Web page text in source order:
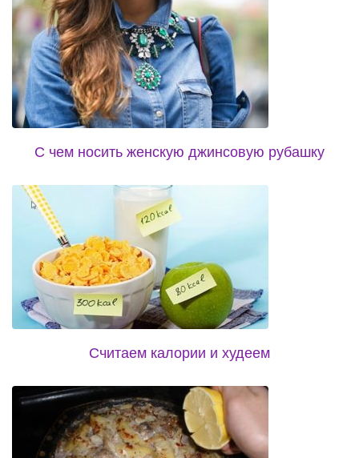
С чем носить женскую джинсовую рубашку
Считаем калории и худеем